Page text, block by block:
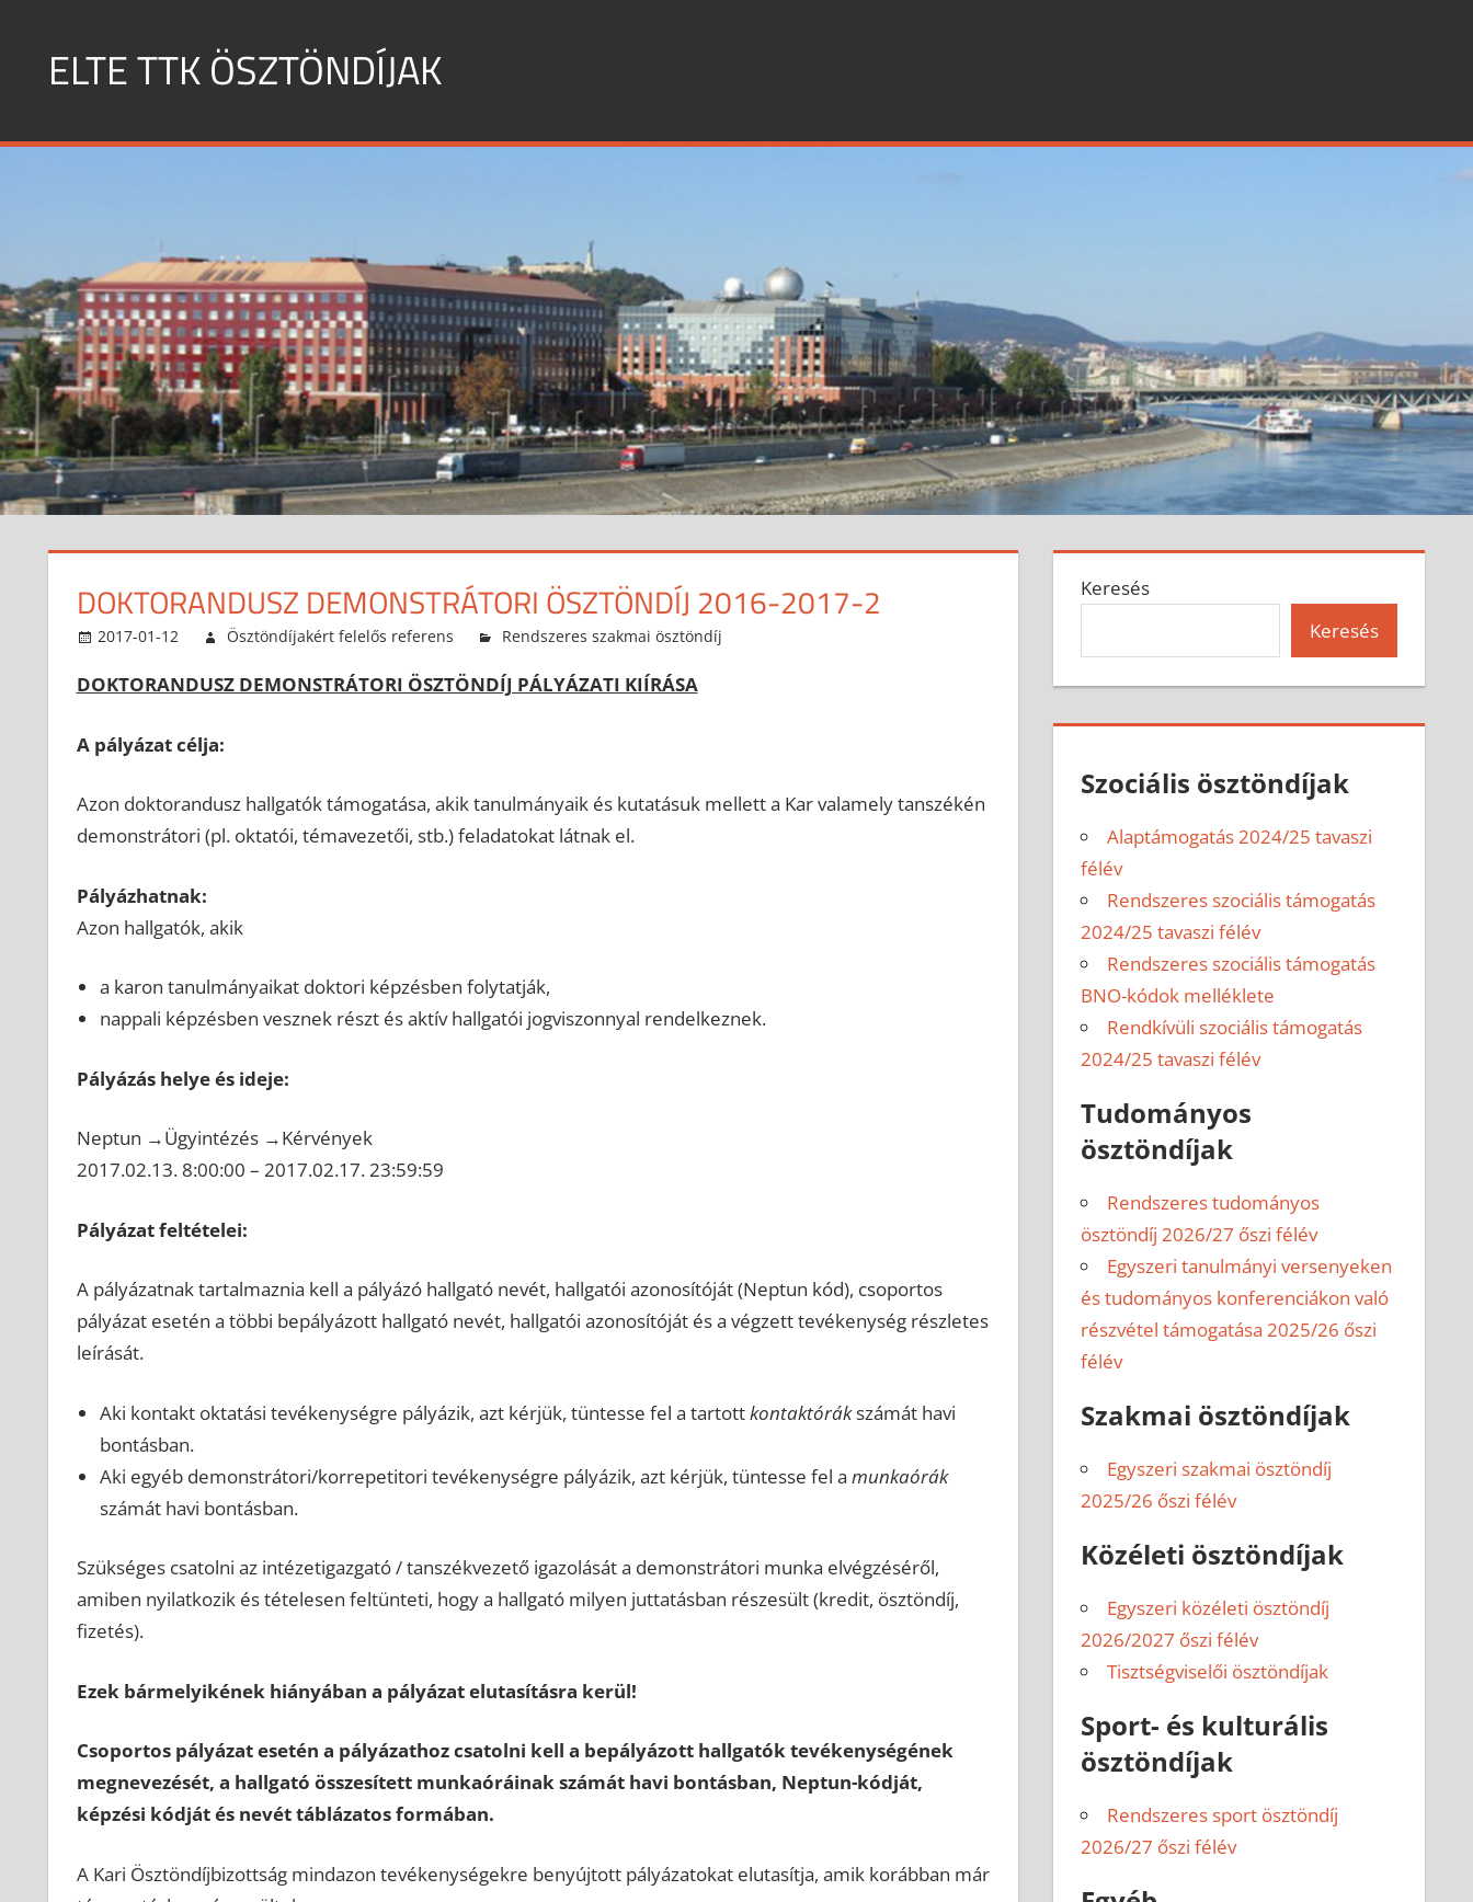
contentELTE TTK ÖSZTÖNDÍJAK
DOKTORANDUSZ DEMONSTRÁTORI ÖSZTÖNDÍJ 2016-2017-2
2017-01-12 Ösztöndíjakért felelős referens Rendszeres szakmai ösztöndíj
DOKTORANDUSZ DEMONSTRÁTORI ÖSZTÖNDÍJ PÁLYÁZATI KIÍRÁSA
A pályázat célja:
Azon doktorandusz hallgatók támogatása, akik tanulmányaik és kutatásuk mellett a Kar valamely tanszékén
demonstrátori (pl. oktatói, témavezetői, stb.) feladatokat látnak el.
Pályázhatnak:
Azon hallgatók, akik
a karon tanulmányaikat doktori képzésben folytatják,
nappali képzésben vesznek részt és aktív hallgatói jogviszonnyal rendelkeznek.
Pályázás helye és ideje:
Neptun →Ügyintézés →Kérvények
2017.02.13. 8:00:00 – 2017.02.17. 23:59:59
Pályázat feltételei:
A pályázatnak tartalmaznia kell a pályázó hallgató nevét, hallgatói azonosítóját (Neptun kód), csoportos
pályázat esetén a többi bepályázott hallgató nevét, hallgatói azonosítóját és a végzett tevékenység részletes
leírását.
Aki kontakt oktatási tevékenységre pályázik, azt kérjük, tüntesse fel a tartottkontaktórákszámát havi
bontásban.
Aki egyéb demonstrátori/korrepetitori tevékenységre pályázik, azt kérjük, tüntesse fel a munkaórák
számát havi bontásban.
Szükséges csatolni az intézetigazgató / tanszékvezető igazolását a demonstrátori munka elvégzéséről,
amiben nyilatkozik és tételesen feltünteti, hogy a hallgató milyen juttatásban részesült (kredit, ösztöndíj,
fizetés).
Ezek bármelyikének hiányában a pályázat elutasításra kerül!
Csoportos pályázat esetén a pályázathoz csatolni kell a bepályázott hallgatók tevékenységének
megnevezését, a hallgató összesített munkaóráinak számát havi bontásban, Neptun-kódját,
képzési kódját és nevét táblázatos formában.
A Kari Ösztöndíjbizottság mindazon tevékenységekre benyújtott pályázatokat elutasítja, amik korábban már
Keresés
Keresés
Szociális ösztöndíjak
Alaptámogatás 2024/25 tavaszi
félév
Rendszeres szociális támogatás
2024/25 tavaszi félév
Rendszeres szociális támogatás
BNO-kódok melléklete
Rendkívüli szociális támogatás
2024/25 tavaszi félév
Tudományos
ösztöndíjak
Rendszeres tudományos
ösztöndíj 2026/27 őszi félév
Egyszeri tanulmányi versenyeken
és tudományos konferenciákon való
részvétel támogatása 2025/26 őszi
félév
Szakmai ösztöndíjak
Egyszeri szakmai ösztöndíj
2025/26 őszi félév
Közéleti ösztöndíjak
Egyszeri közéleti ösztöndíj
2026/2027 őszi félév
Tisztségviselői ösztöndíjak
Sport- és kulturális
ösztöndíjak
Rendszeres sport ösztöndíj
2026/27 őszi félév